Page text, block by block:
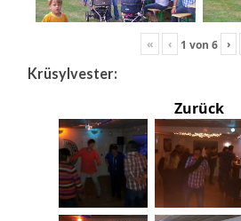
« ‹ 1 von 6 ›
Krüsylvester:
Zurück